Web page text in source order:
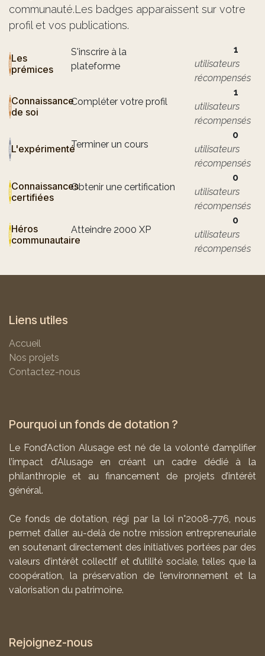
communauté.Les badges apparaissent sur votre
profil et vos publications.
Les
prémices
S'inscrire à la
plateforme
1
utilisateurs
récompensés
Connaissance
de soi
Compléter votre profil
1
utilisateurs
récompensés
L'expérimentéTerminer un cours
0
utilisateurs
récompensés
Connaissances
certifiées
Obtenir une certification
0
utilisateurs
récompensés
Héros
communautaire
Atteindre 2000 XP
0
utilisateurs
récompensés
Liens utiles
Accueil
Nos projets
Contactez-nous
Pourquoi un fonds de dotation ?
Le Fond’Action Alusage est né de la volonté d’amplifier
l’impact d’Alusage en créant un cadre dédié à la
philanthropie et au financement de projets d’intérêt
général.
Ce fonds de dotation, régi par la loi n°2008-776, nous
permet d’aller au-delà de notre mission entrepreneuriale
en soutenant directement des initiatives portées par des
valeurs d’intérêt collectif et d’utilité sociale, telles que la
coopération, la préservation de l’environnement et la
valorisation du patrimoine.
Rejoignez-nous